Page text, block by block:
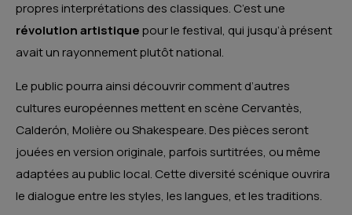
propres interprétations des classiques. C’est une
révolution artistiquepour le festival, qui jusqu’à présent
avait un rayonnement plutôt national.
Le public pourra ainsi découvrir comment d’autres
cultures européennes mettent en scène Cervantès,
Calderón, Molière ou Shakespeare. Des pièces seront
jouées en version originale, parfois surtitrées, ou même
adaptées au public local. Cette diversité scénique ouvrira
le dialogue entre les styles, les langues, et les traditions.